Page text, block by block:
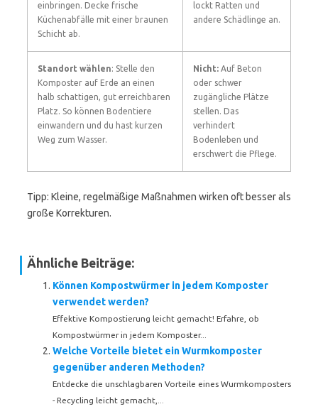
einbringen. Decke frische
Küchenabfälle mit einer braunen
Schicht ab.
lockt Ratten und
andere Schädlinge an.
Standort wählen: Stelle den
Komposter auf Erde an einen
halb schattigen, gut erreichbaren
Platz. So können Bodentiere
einwandern und du hast kurzen
Weg zum Wasser.
Nicht: Auf Beton
oder schwer
zugängliche Plätze
stellen. Das
verhindert
Bodenleben und
erschwert die Pflege.
Tipp: Kleine, regelmäßige Maßnahmen wirken oft besser als
große Korrekturen.
Ähnliche Beiträge:
Können Kompostwürmer in jedem Komposter
verwendet werden?
Effektive Kompostierung leicht gemacht! Erfahre, ob
Kompostwürmer in jedem Komposter...
Welche Vorteile bietet ein Wurmkomposter
gegenüber anderen Methoden?
Entdecke die unschlagbaren Vorteile eines Wurmkomposters
- Recycling leicht gemacht,...